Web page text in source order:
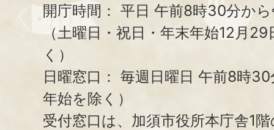
開庁時間： 平日 午前8時30分か
（土曜日・祝日・年末年始12月
く）
日曜窓口： 毎週日曜日 午前8時
年始を除く）
受付窓口は、加須市役所本庁舎1